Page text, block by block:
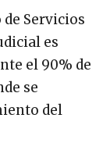
Servicios
es
el 90% de
se
del